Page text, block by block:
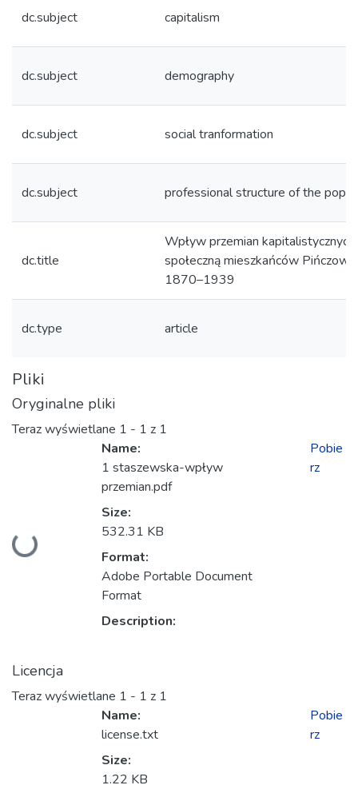
dc.subject capitalism
dc.subject demography
dc.subject social tranformation
dc.subject professional structure of the
dc.title
Wpływ przemian
społeczną mieszkańców
1870–1939
dc.type article
Pliki
Oryginalne pliki
Teraz wyświetlane 1 - 1 z 1
Ładowanie...
Name:
1 staszewska-wpływ
przemian.pdf
Size:
532.31 KB
Format:
Adobe Portable Document
Format
Description:
Pobie
rz
Licencja
Teraz wyświetlane 1 - 1 z 1
Name:
license.txt
Size:
1.22 KB
Pobie
rz